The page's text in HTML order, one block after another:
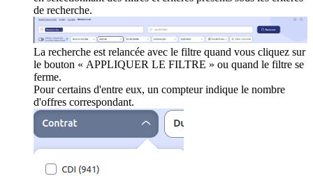
de recherche.
La recherche est relancée avec le filtre quand vous cliquez sur
le bouton « APPLIQUER LE FILTRE » ou quand le filtre se
ferme.
Pour certains d'entre eux, un compteur indique le nombre
d'offres correspondant.